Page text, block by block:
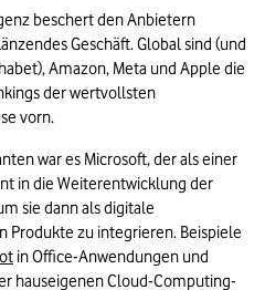
beschert den Anbietern
Geschäft. Global sind (und
Amazon, Meta und Apple die
der wertvollsten
vorn.
war es Microsoft, der als einer
in die Weiterentwicklung der
sie dann als digitale
Produkte zu integrieren. Beispiele
in Office-Anwendungen und
hauseigenen Cloud-Computing-